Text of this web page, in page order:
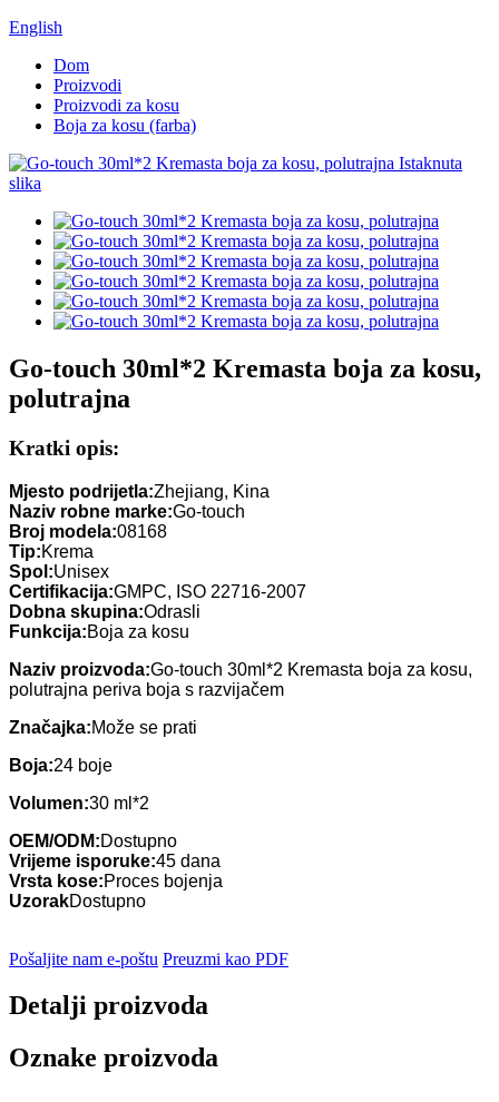
English
Dom
Proizvodi
Proizvodi za kosu
Boja za kosu (farba)
Go-touch 30ml*2 Kremasta boja za kosu,
polutrajna
Kratki opis:
Mjesto podrijetla:Zhejiang, Kina
Naziv robne marke:Go-touch
Broj modela:08168
Tip:Krema
Spol:Unisex
Certifikacija:GMPC, ISO 22716-2007
Dobna skupina:Odrasli
Funkcija:Boja za kosu
Naziv proizvoda:Go-touch 30ml*2 Kremasta boja za kosu,
polutrajna periva boja s razvijačem
Značajka:Može se prati
Boja:24 boje
Volumen:30 ml*2
OEM/ODM:Dostupno
Vrijeme isporuke:45 dana
Vrsta kose:Proces bojenja
UzorakDostupno
Pošaljite nam e-poštu Preuzmi kao PDF
Detalji proizvoda
Oznake proizvoda